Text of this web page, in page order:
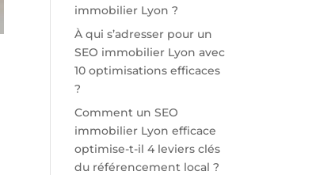
immobilier Lyon ?
À qui s’adresser pour un
SEO immobilier Lyon avec
10 optimisations efficaces
?
Comment un SEO
immobilier Lyon efficace
optimise-t-il 4 leviers clés
du référencement local ?